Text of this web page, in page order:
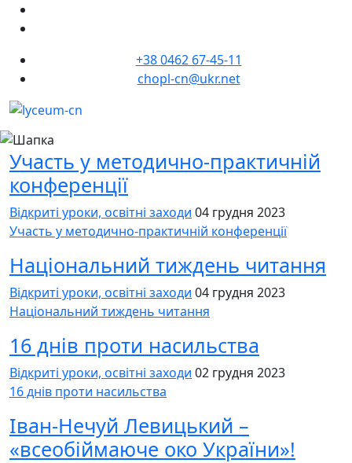
+38 0462 67-45-11
chopl-cn@ukr.net
Участь у методично-практичній
конференції
Відкриті уроки, освітні заходи 04 грудня 2023
Участь у методично-практичній конференції
Національний тиждень читання
Відкриті уроки, освітні заходи 04 грудня 2023
Національний тиждень читання
16 днів проти насильства
Відкриті уроки, освітні заходи 02 грудня 2023
16 днів проти насильства
Іван-Нечуй Левицький –
«всеобіймаюче око України»!